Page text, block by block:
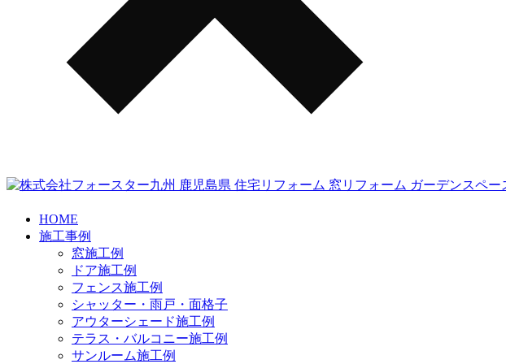
HOME
施工事例
窓施工例
ドア施工例
フェンス施工例
シャッター・雨戸・面格子
アウターシェード施工例
テラス・バルコニー施工例
サンルーム施工例